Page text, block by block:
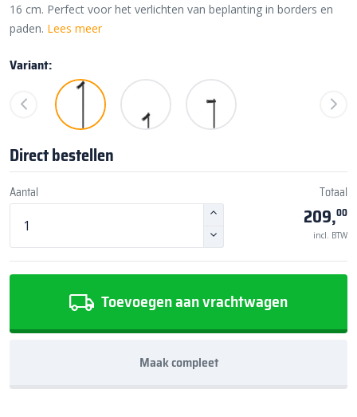
16 cm. Perfect voor het verlichten van beplanting in borders en
paden. Lees meer
Variant:
Direct bestellen
Aantal Totaal
209,00
incl. BTW
Toevoegen aan vrachtwagen
Maak compleet